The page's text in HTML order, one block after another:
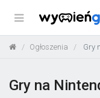
Menu
Ogłoszenia Gry
Gry na